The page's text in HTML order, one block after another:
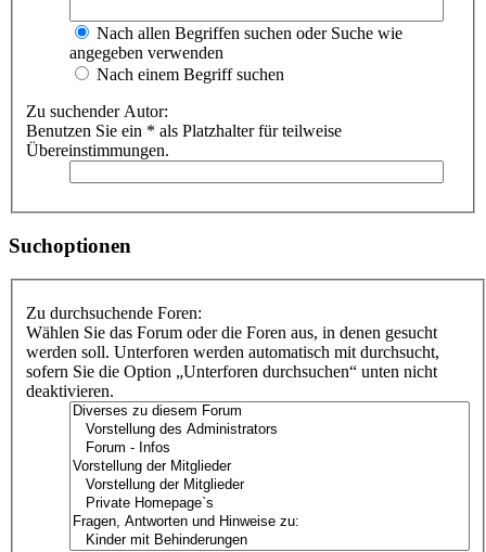
Nach allen Begriffen suchen oder Suche wie
angegeben verwenden
Nach einem Begriff suchen
Zu suchender Autor:
Benutzen Sie ein * als Platzhalter für teilweise
Übereinstimmungen.
Suchoptionen
Zu durchsuchende Foren:
Wählen Sie das Forum oder die Foren aus, in denen gesucht
werden soll. Unterforen werden automatisch mit durchsucht,
sofern Sie die Option „Unterforen durchsuchen“ unten nicht
deaktivieren.